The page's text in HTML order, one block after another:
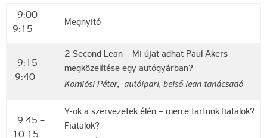
9:00 –
9:15
Megnyitó
9:15 –
9:40
2 Second Lean – Mi újat adhat Paul Akers
megközelítése egy autógyárban?
Komlósi Péter, autóipari, belső lean tanácsadó
9:45 –
10:15
Y-ok a szervezetek élén – merre tartunk fiatalok?
Fiatalok?